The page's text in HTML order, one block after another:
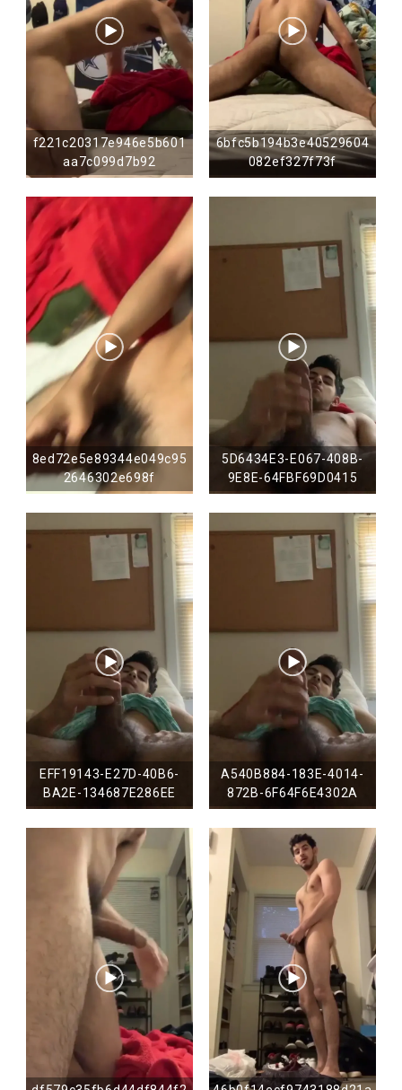
f221c20317e946e5b601
aa7c099d7b92
6bfc5b194b3e40529604
082ef327f73f
8ed72e5e89344e049c95
2646302e698f
5D6434E3-E067-408B-
9E8E-64FBF69D0415
EFF19143-E27D-40B6-
BA2E-134687E286EE
A540B884-183E-4014-
872B-6F64F6E4302A